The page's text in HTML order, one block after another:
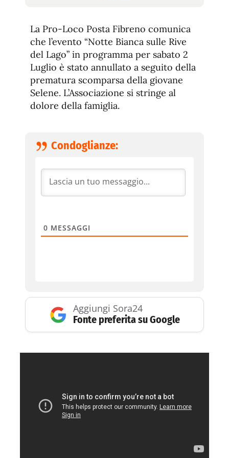
de
fuente
de
fuente.
La Pro-Loco Posta Fibreno comunica
che l’evento “Notte Bianca sulle Rive
del Lago” in programma per sabato 2
Luglio è stato annullato a seguito della
prematura scomparsa della giovane
Selene. L’Associazione si stringe al
dolore della famiglia.
Condoglianze:
0 MESSAGGI
Aggiungi Sora24
Fonte preferita su Google